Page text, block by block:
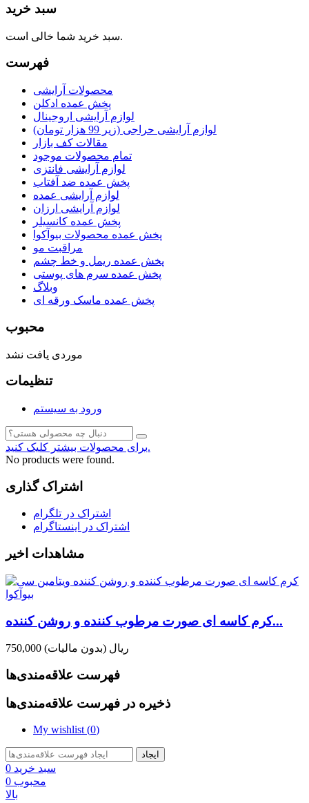
سبد خرید
سبد خرید شما خالی است.
فهرست
محصولات آرایشی
پخش عمده ادکلن
لوازم آرایشی اروجینال
لوازم آرایشی حراجی (زیر 99 هزار تومان)
مقالات کف بازار
تمام محصولات موجود
لوازم آرایشی فانتزی
پخش عمده ضد آفتاب
لوازم آرایشی عمده
لوازم آرایشی ارزان
پخش عمده کانسیلر
پخش عمده محصولات بیوآکوا
مراقبت مو
پخش عمده ریمل و خط چشم
پخش عمده سرم های پوستی
وبلاگ
پخش عمده ماسک ورقه ای
محبوب
موردی یافت نشد
تنظیمات
ورود به سیستم
برای محصولات بیشتر کلیک کنید.
No products were found.
اشتراک گذاری
اشتراک در تلگرام
اشتراک در اینستاگرام
مشاهدات اخیر
کرم کاسه ای صورت مرطوب کننده و روشن کننده...
750,000 ریال (بدون مالیات)
فهرست علاقه‌مندی‌ها
ذخیره در فهرست علاقه‌مندی‌ها
My wishlist (0)
ایجاد
سبد خرید 0
محبوب 0
بالا